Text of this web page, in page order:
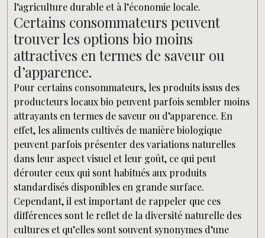
l’agriculture durable et à l’économie locale.
Certains consommateurs peuvent
trouver les options bio moins
attractives en termes de saveur ou
d’apparence.
Pour certains consommateurs, les produits issus des
producteurs locaux bio peuvent parfois sembler moins
attrayants en termes de saveur ou d’apparence. En
effet, les aliments cultivés de manière biologique
peuvent parfois présenter des variations naturelles
dans leur aspect visuel et leur goût, ce qui peut
dérouter ceux qui sont habitués aux produits
standardisés disponibles en grande surface.
Cependant, il est important de rappeler que ces
différences sont le reflet de la diversité naturelle des
cultures et qu’elles sont souvent synonymes d’une